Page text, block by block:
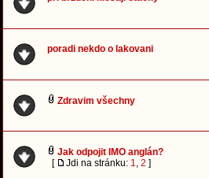
poradi nekdo o lakovani
Zdravim všechny
Jak odpojit IMO anglán?
[
Jdi na stránku: 1, 2 ]